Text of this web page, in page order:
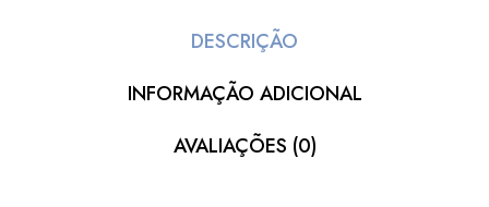
DESCRIÇÃO
INFORMAÇÃO ADICIONAL
AVALIAÇÕES (0)